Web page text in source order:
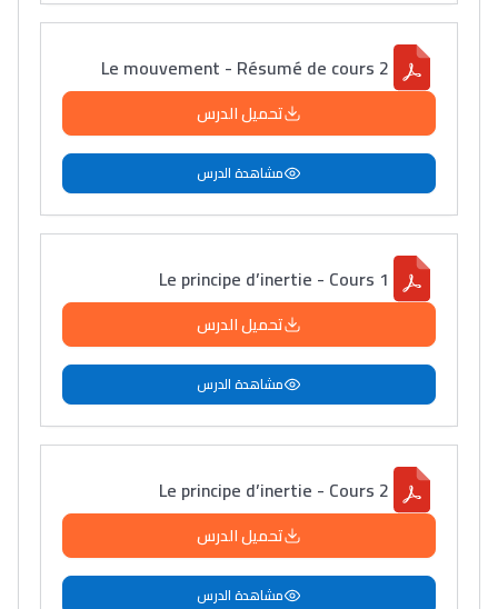
Le mouvement - Résumé de cours 2
تحميل الدرس
مشاهدة الدرس
Le principe d’inertie - Cours 1
تحميل الدرس
مشاهدة الدرس
Le principe d’inertie - Cours 2
تحميل الدرس
مشاهدة الدرس